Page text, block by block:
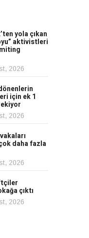
yola çıkan
aktivistleri
2026
için ek 1
2026
daha fazla
2026
çıktı
2026